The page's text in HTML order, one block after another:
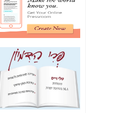
מה מקור ה-Fake
News שהביא לתפירת
תיק לביבי והעלמת
החשודים הנכונים -כאן
אחת הרגליים של "תיק
4000 התפור"
התמוטטה היום
בניצחון (כפול) של בזק
-
כאן
איך כתבות מפנקות